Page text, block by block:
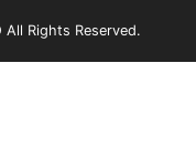
Rights Reserved.